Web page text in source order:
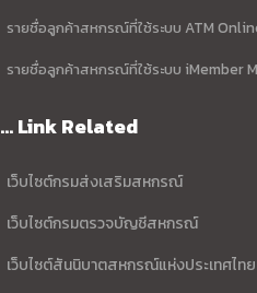
รายชื่อลูกค้าสหกรณ์ที่ใช้ระบบ ATM
รายชื่อลูกค้าสหกรณ์ที่ใช้ระบบ iMember
... Link Related
เว็บไซต์กรมส่งเสริมสหกรณ์
เว็บไซต์กรมตรวจบัญชีสหกรณ์
เว็บไซต์สันนิบาตสหกรณ์แห่งประเทศไทย